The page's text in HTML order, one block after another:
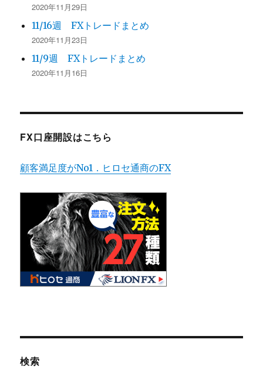
2020年11月29日
11/16週 FXトレードまとめ
2020年11月23日
11/9週 FXトレードまとめ
2020年11月16日
FX口座開設はこちら
顧客満足度がNo1．ヒロセ通商のFX
検索